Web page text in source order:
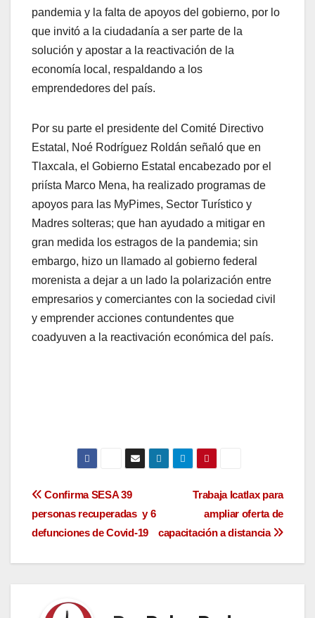
pandemia y la falta de apoyos del gobierno, por lo
que invitó a la ciudadanía a ser parte de la
solución y apostar a la reactivación de la
economía local, respaldando a los
emprendedores del país.
Por su parte el presidente del Comité Directivo
Estatal, Noé Rodríguez Roldán señaló que en
Tlaxcala, el Gobierno Estatal encabezado por el
priísta Marco Mena, ha realizado programas de
apoyos para las MyPimes, Sector Turístico y
Madres solteras; que han ayudado a mitigar en
gran medida los estragos de la pandemia; sin
embargo, hizo un llamado al gobierno federal
morenista a dejar a un lado la polarización entre
empresarios y comerciantes con la sociedad civil
y emprender acciones contundentes que
coadyuven a la reactivación económica del país.
Navegación
de
entradas
Trabaja Icatlax para
ampliar oferta de
capacitación a distancia
Confirma SESA 39
personas recuperadas y 6
defunciones de Covid-19